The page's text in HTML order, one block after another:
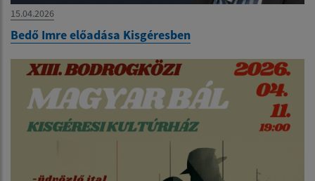
15.04.2026
Bedő Imre előadása Kisgéresben